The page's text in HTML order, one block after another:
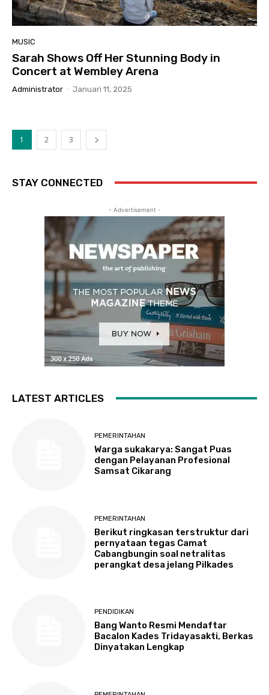
MUSIC
Sarah Shows Off Her Stunning Body in
Concert at Wembley Arena
Administrator - Januari 11, 2025
1 2 3
STAY CONNECTED
- Advertisement -
LATEST ARTICLES
PEMERINTAHAN
Warga sukakarya: Sangat Puas
dengan Pelayanan Profesional
Samsat Cikarang
PEMERINTAHAN
Berikut ringkasan terstruktur dari
pernyataan tegas Camat
Cabangbungin soal netralitas
perangkat desa jelang Pilkades
PENDIDIKAN
Bang Wanto Resmi Mendaftar
Bacalon Kades Tridayasakti, Berkas
Dinyatakan Lengkap